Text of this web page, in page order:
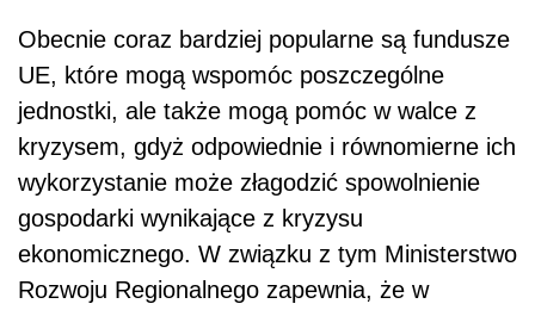
Obecnie coraz bardziej popularne są fundusze
UE, które mogą wspomóc poszczególne
jednostki, ale także mogą pomóc w walce z
kryzysem, gdyż odpowiednie i równomierne ich
wykorzystanie może złagodzić spowolnienie
gospodarki wynikające z kryzysu
ekonomicznego. W związku z tym Ministerstwo
Rozwoju Regionalnego zapewnia, że w